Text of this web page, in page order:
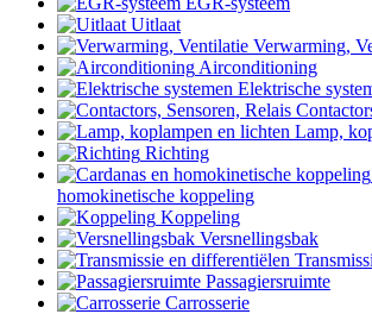
Uitlaat
Verwarming,
Airconditioning
Elektrische
Lamp,
Richting
homokinetische koppeling
Koppeling
Versnellingsbak
Passagiersruimte
Carrosserie